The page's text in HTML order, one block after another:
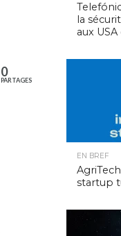
0
PARTAGES
la
aux USA
EN BREF
startup